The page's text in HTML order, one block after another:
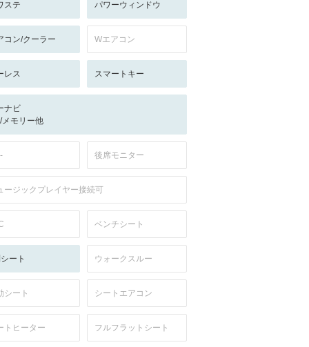
ステ パワーウィンドウ
コン/クーラー Wエアコン
レス スマートキー
ナビ
メモリー他
後席モニター
ージックプレイヤー接続可
ベンチシート
ート ウォークスルー
シート シートエアコン
トヒーター フルフラットシート